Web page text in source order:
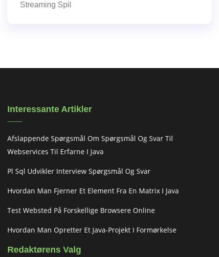
Streaming Spil
Interessante Artikler
Afslappende Spørgsmål Om Spørgsmål Og Svar Til
Webservices Til Erfarne I Java
Pl Sql Udvikler Interview Spørgsmål Og Svar
Hvordan Man Fjerner Et Element Fra En Matrix I Java
Test Websted På Forskellige Browsere Online
Hvordan Man Opretter Et Java-Projekt I Formørkelse
Redaktørens Valg